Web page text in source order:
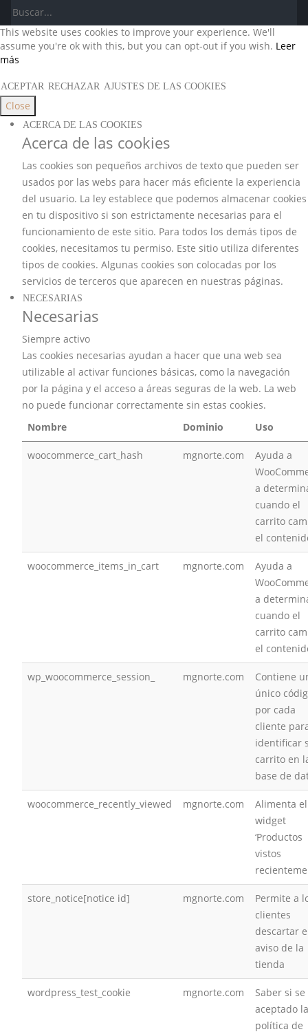
This website uses cookies to improve your experience. We'll
assume you're ok with this, but you can opt-out if you wish. Leer
más
ACEPTAR RECHAZAR AJUSTES DE LAS COOKIES
Close
ACERCA DE LAS COOKIES
Acerca de las cookies
Las cookies son pequeños archivos de texto que pueden ser
usados por las webs para hacer más eficiente la experiencia
del usuario. La ley establece que podemos almacenar cookies
en tu dispositivo si son estrictamente necesarias para el
funcionamiento de este sitio. Para todos los demás tipos de
cookies, necesitamos tu permiso. Este sitio utiliza diferentes
tipos de cookies. Algunas cookies son colocadas por los
servicios de terceros que aparecen en nuestras páginas.
NECESARIAS
Necesarias
Siempre activo
Las cookies necesarias ayudan a hacer que una web sea
utilizable al activar funciones básicas, como la navegación
por la página y el acceso a áreas seguras de la web. La web
no puede funcionar correctamente sin estas cookies.
Nombre
Dominio Uso
woocommerce_cart_hash mgnorte.com
Ayuda a
a
cuando el
carrito
el
woocommerce_items_in_cart mgnorte.com
Ayuda a
a
cuando el
carrito
el
wp_woocommerce_session_ mgnorte.com
Contiene
único
por cada
cliente
identificar
carrito en
base de
woocommerce_recently_viewed mgnorte.com
Alimenta el
widget
‘Productos
vistos
store_notice[notice id] mgnorte.com
Permite a
clientes
descartar
aviso de la
tienda
wordpress_test_cookie mgnorte.com
Saber si
aceptado la
política de